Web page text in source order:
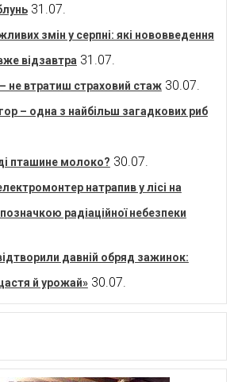
31.07.
змін у серпні: які нововведення
відзавтра 31.07.
не втратиш страховий стаж 30.07.
– одна з найбільш загадкових риб
пташине молоко? 30.07.
натрапив у лісі на
радіаційної небезпеки
давній обряд зажинок:
й урожай» 30.07.